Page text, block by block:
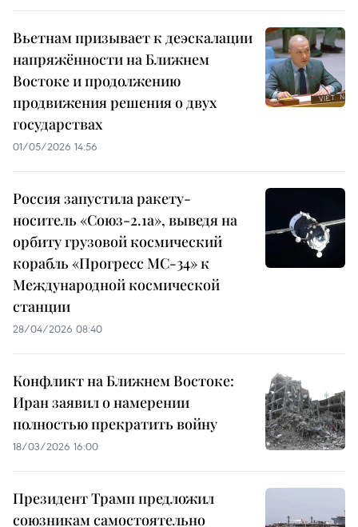
Вьетнам призывает к деэскалации
напряжённости на Ближнем
Востоке и продолжению
продвижения решения о двух
государствах
01/05/2026 14:56
Россия запустила ракету-
носитель «Союз-2.1а», выведя на
орбиту грузовой космический
корабль «Прогресс МС-34» к
Международной космической
станции
28/04/2026 08:40
Конфликт на Ближнем Востоке:
Иран заявил о намерении
полностью прекратить войну
18/03/2026 16:00
Президент Трамп предложил
союзникам самостоятельно